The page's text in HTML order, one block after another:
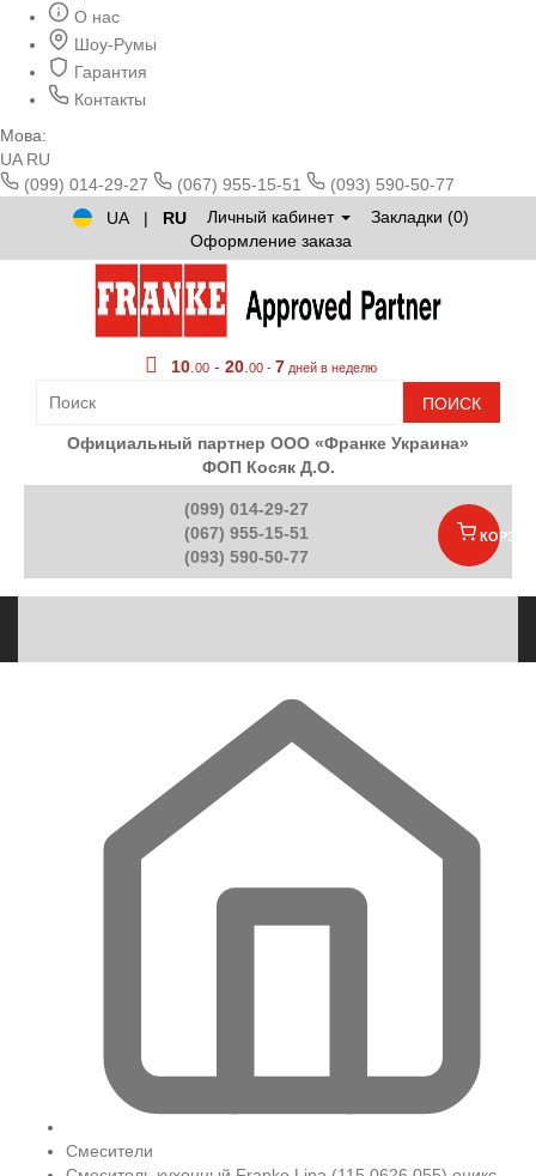
О нас
Шоу-Румы
Гарантия
Контакты
Мова:
UA RU
(099) 014-29-27
(067) 955-15-51
(093) 590-50-77
UA
| RU Личный кабинет
Закладки (0)
Оформление заказа
10 00 - 20 00 - 7 дней в неделю
ПОИСК
Официальный партнер ООО «Франке Украина»
ФОП Косяк Д.О.
(099) 014-29-27
(067) 955-15-51
(093) 590-50-77
Смесители